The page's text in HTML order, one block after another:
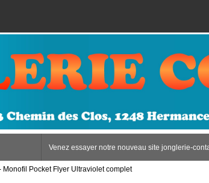
Venez essayer notre nouveau site jonglerie-
Monofil Pocket Flyer Ultraviolet complet